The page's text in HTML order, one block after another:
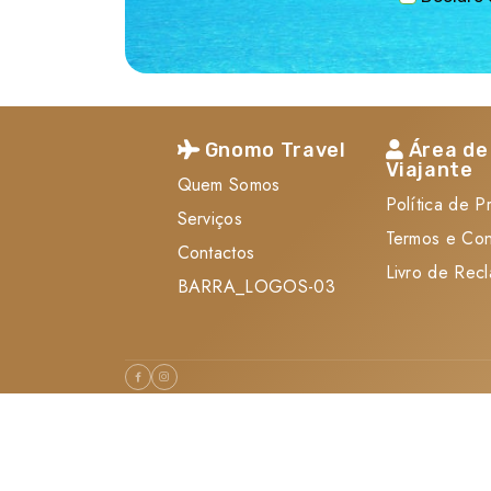
Gnomo Travel
Quem Somos
Serviços
Contactos
BARRA_LOGOS-03
Área de
Viajante
Política de
Termos e
Livro de